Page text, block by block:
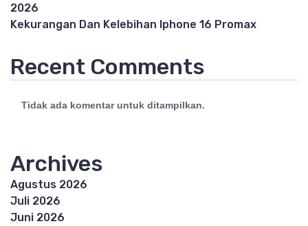
2026
Kekurangan Dan Kelebihan Iphone 16 Promax
Recent Comments
Tidak ada komentar untuk ditampilkan.
Archives
Agustus 2026
Juli 2026
Juni 2026